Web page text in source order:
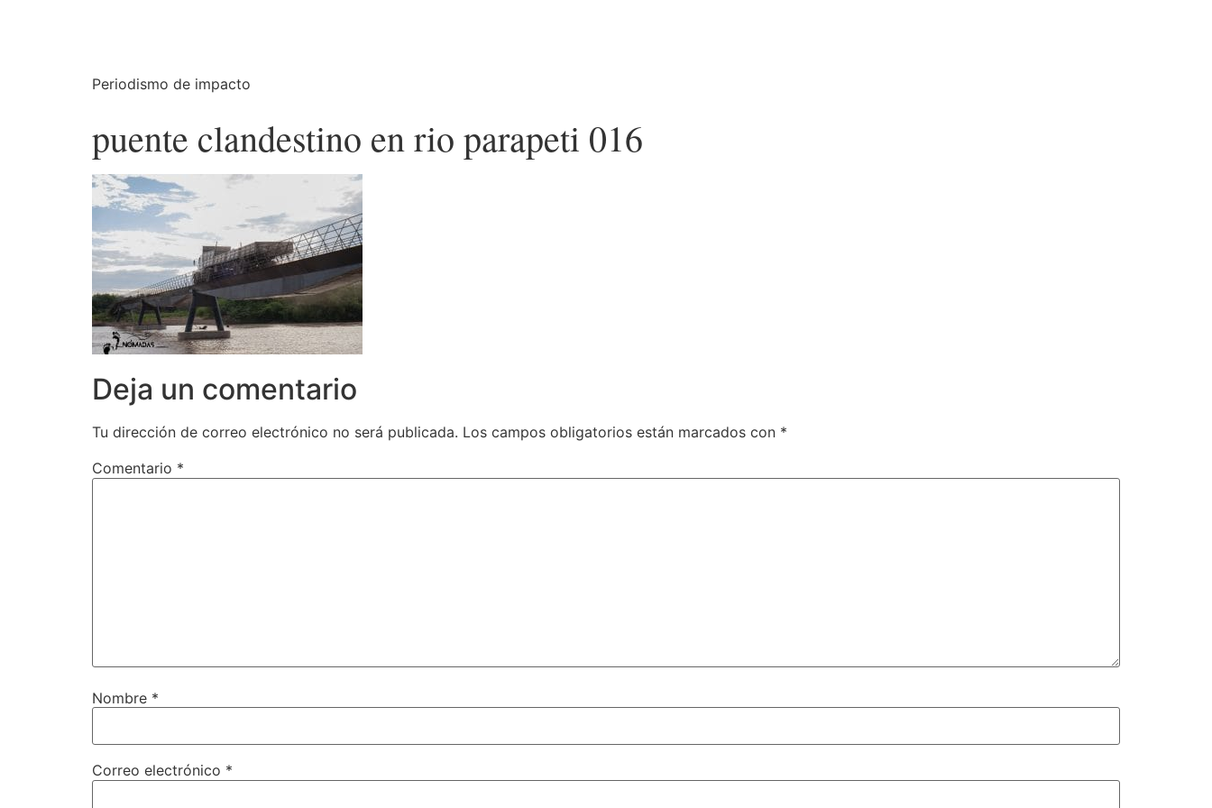
Periodismo de impacto
puente clandestino en rio parapeti 016
Deja un comentario
Tu dirección de correo electrónico no será publicada. Los campos obligatorios están marcados con *
Comentario *
Nombre *
Correo electrónico *